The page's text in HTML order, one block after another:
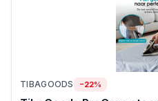
TIBAGOODS −22%